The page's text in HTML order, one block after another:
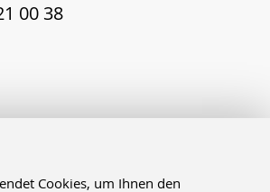
Cookies, um Ihnen den
00 38